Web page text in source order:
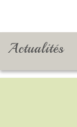
Actualités